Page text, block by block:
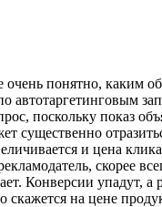
понятно, каким
автотаргетинговым
поскольку показ
существенно
и цена
скорее
Конверсии упадут, а
скажется на цене